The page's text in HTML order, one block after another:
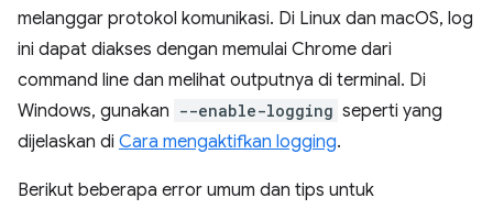
melanggar protokol komunikasi. Di Linux dan macOS, log
ini dapat diakses dengan memulai Chrome dari
command line dan melihat outputnya di terminal. Di
Windows, gunakan --enable-logging seperti yang
dijelaskan di Cara mengaktifkan logging.
Berikut beberapa error umum dan tips untuk